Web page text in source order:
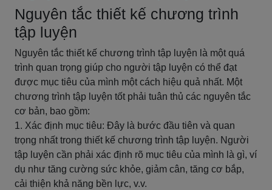
Nguyên tắc thiết kế chương trình
tập luyện
Nguyên tắc thiết kế chương trình tập luyện là một quá
trình quan trọng giúp cho người tập luyện có thể đạt
được mục tiêu của mình một cách hiệu quả nhất. Một
chương trình tập luyện tốt phải tuân thủ các nguyên tắc
cơ bản, bao gồm:
1. Xác định mục tiêu: Đây là bước đầu tiên và quan
trọng nhất trong thiết kế chương trình tập luyện. Người
tập luyện cần phải xác định rõ mục tiêu của mình là gì, ví
dụ như tăng cường sức khỏe, giảm cân, tăng cơ bắp,
cải thiện khả năng bền lực, v.v.